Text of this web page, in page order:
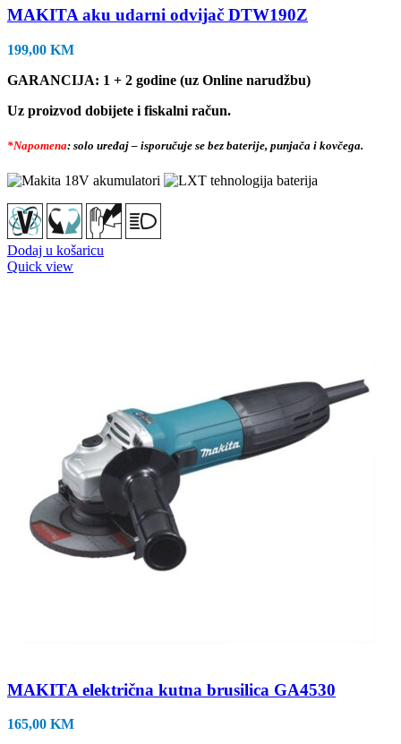
MAKITA aku udarni odvijač DTW190Z
199,00 KM
GARANCIJA: 1 + 2 godine (uz Online narudžbu)
Uz proizvod dobijete i fiskalni račun.
*Napomena: solo uređaj – isporučuje se bez baterije, punjača i kovčega.
Dodaj u košaricu
Quick view
MAKITA električna kutna brusilica GA4530
165,00 KM